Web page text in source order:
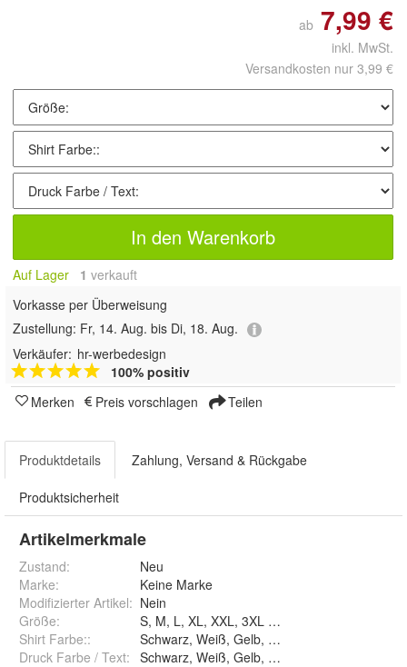
ab 7,99 €
inkl. MwSt.
Versandkosten nur 3,99 €
In den Warenkorb
Auf Lager 1 verkauft
Vorkasse per Überweisung
Zustellung: Fr, 14. Aug. bis Di, 18. Aug.
Verkäufer: hr-werbedesign
100% positiv
Merken
Preis vorschlagen Teilen
Produktdetails Zahlung, Versand & Rückgabe
Produktsicherheit
Artikelmerkmale
Zustand:
Neu
Marke:
Keine Marke
Modifizierter Artikel: Nein
Größe:
Shirt Farbe::
Druck Farbe / Text: